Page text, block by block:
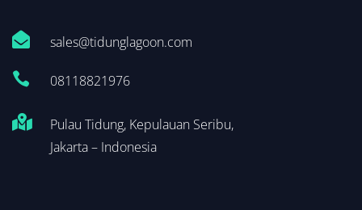
 sales@tidunglagoon.com
 08118821976

Pulau Tidung, Kepulauan Seribu,
Jakarta – Indonesia